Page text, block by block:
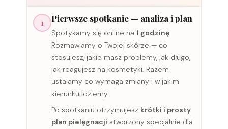
1 Pierwsze spotkanie — analiza i plan
Spotykamy się online na1 godzinę.
Rozmawiamy o Twojej skórze — co
stosujesz, jakie masz problemy, jak długo,
jak reagujesz na kosmetyki. Razem
ustalamy co wymaga zmiany i w jakim
kierunku idziemy.
Po spotkaniu otrzymujesz krótki i prosty
plan pielęgnacji stworzony specjalnie dla